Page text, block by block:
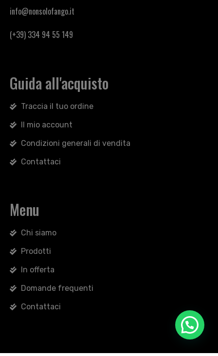
info@nonsolofango.it
(+39) 334 94 55 149
Guida all'acquisto
Traccia il tuo ordine
Il mio account
Condizioni generali di vendita
Contattaci
Menu
Chi siamo
Prodotti
In offerta
Domande frequenti
Contattaci